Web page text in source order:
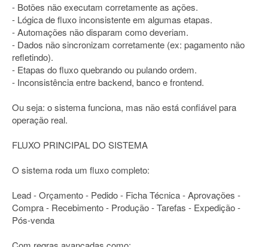
- Botões não executam corretamente as ações.
- Lógica de fluxo inconsistente em algumas etapas.
- Automações não disparam como deveriam.
- Dados não sincronizam corretamente (ex: pagamento não
refletindo).
- Etapas do fluxo quebrando ou pulando ordem.
- Inconsistência entre backend, banco e frontend.
Ou seja: o sistema funciona, mas não está confiável para
operação real.
FLUXO PRINCIPAL DO SISTEMA
O sistema roda um fluxo completo:
Lead - Orçamento - Pedido - Ficha Técnica - Aprovações -
Compra - Recebimento - Produção - Tarefas - Expedição -
Pós-venda